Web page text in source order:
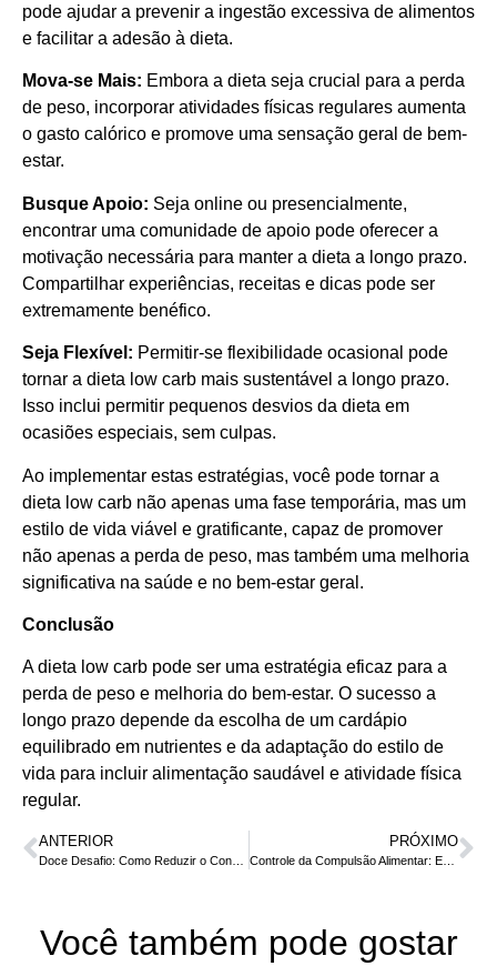
pode ajudar a prevenir a ingestão excessiva de alimentos
e facilitar a adesão à dieta.
Mova-se Mais: Embora a dieta seja crucial para a perda
de peso, incorporar atividades físicas regulares aumenta
o gasto calórico e promove uma sensação geral de bem-
estar.
Busque Apoio: Seja online ou presencialmente,
encontrar uma comunidade de apoio pode oferecer a
motivação necessária para manter a dieta a longo prazo.
Compartilhar experiências, receitas e dicas pode ser
extremamente benéfico.
Seja Flexível: Permitir-se flexibilidade ocasional pode
tornar a dieta low carb mais sustentável a longo prazo.
Isso inclui permitir pequenos desvios da dieta em
ocasiões especiais, sem culpas.
Ao implementar estas estratégias, você pode tornar a
dieta low carb não apenas uma fase temporária, mas um
estilo de vida viável e gratificante, capaz de promover
não apenas a perda de peso, mas também uma melhoria
significativa na saúde e no bem-estar geral.
Conclusão
A dieta low carb pode ser uma estratégia eficaz para a
perda de peso e melhoria do bem-estar. O sucesso a
longo prazo depende da escolha de um cardápio
equilibrado em nutrientes e da adaptação do estilo de
vida para incluir alimentação saudável e atividade física
regular.
ANTERIOR PRÓXIMO
Controle da Compulsão Alimentar: Estratégias e Alimentação Saudável
Você também pode gostar